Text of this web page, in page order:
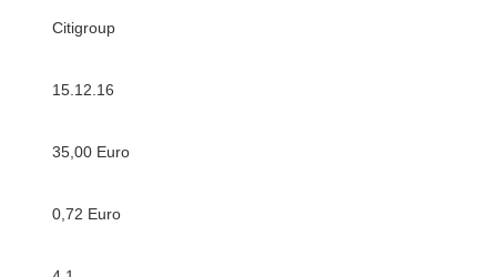
Citigroup
15.12.16
35,00 Euro
0,72 Euro